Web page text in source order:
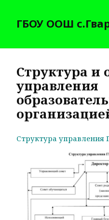
ГБОУ ООШ
Структура и
управления
Структура